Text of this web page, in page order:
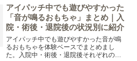
アイパッチ中でも遊びやすかった
「音が鳴るおもちゃ」まとめ｜入
院・術後・退院後の状況別に紹介
アイパッチ中でも遊びやすかった音が鳴
るおもちゃを体験ベースでまとめまし
た。入院中・術後・退院後それぞれの時